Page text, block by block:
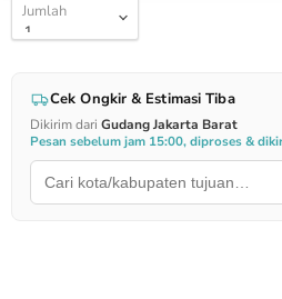
Jumlah
Cek Ongkir & Estimasi Tiba
Dikirim dari Gudang Jakarta Barat
Pesan sebelum jam 15:00, diproses &